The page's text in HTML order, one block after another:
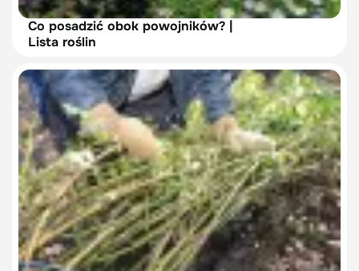
Co posadzić obok powojników? |
Lista roślin